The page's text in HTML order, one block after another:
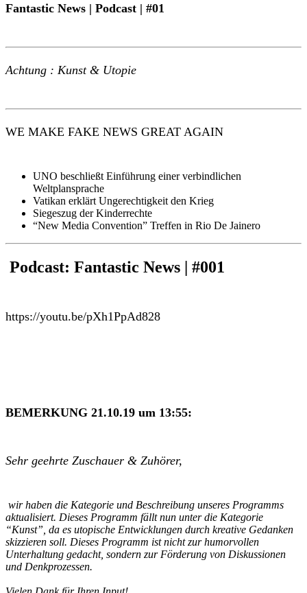
Fantastic News | Podcast | #01
Achtung : Kunst & Utopie
WE MAKE FAKE NEWS GREAT AGAIN
UNO beschließt Einführung einer verbindlichen
Weltplansprache
Vatikan erklärt Ungerechtigkeit den Krieg
Siegeszug der Kinderrechte
“New Media Convention” Treffen in Rio De Jainero
Podcast: Fantastic News | #001
https://youtu.be/pXh1PpAd828
BEMERKUNG 21.10.19 um 13:55:
Sehr geehrte Zuschauer & Zuhörer,
wir haben die Kategorie und Beschreibung unseres Programms
aktualisiert. Dieses Programm fällt nun unter die Kategorie
“Kunst”, da es utopische Entwicklungen durch kreative Gedanken
skizzieren soll. Dieses Programm ist nicht zur humorvollen
Unterhaltung gedacht, sondern zur Förderung von Diskussionen
und Denkprozessen.